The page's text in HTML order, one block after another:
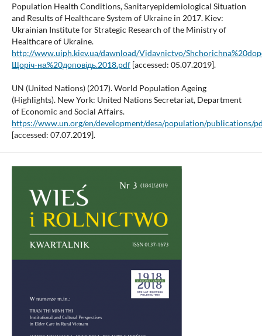
Population Health Conditions, Sanitaryepidemiological Situation
and Results of Healthcare System of Ukraine in 2017. Kiev:
Ukrainian Institute for Strategic Research of the Ministry of
Healthcare of Ukraine.
http://www.uiph.kiev.ua/dawnload/Vidavnictvo/
Щоріч-на%20доповідь.2018.pdf[accessed: 05.07.2019].
UN (United Nations) (2017). World Population Ageing
(Highlights). New York: United Nations Secretariat, Department
of Economic and Social Affairs.
https://www.un.org/en/development/desa/population/publications/
[accessed: 07.07.2019].